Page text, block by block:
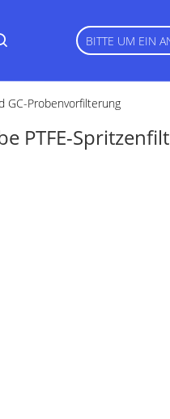
BITTE UM EIN
GC-Probenvorfilterung
PTFE-